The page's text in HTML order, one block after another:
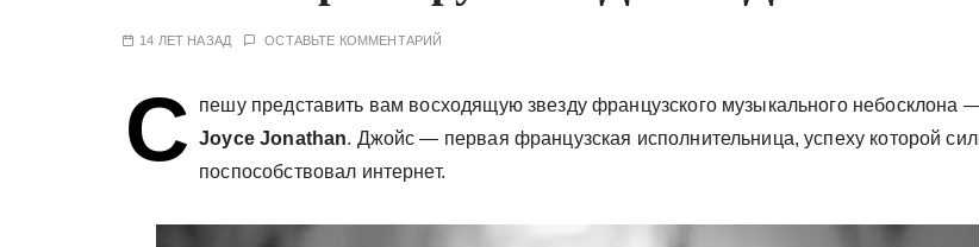
14 ЛЕТ НАЗАД ОСТАВЬТЕ КОММЕНТАРИЙ
С
пешу представить вам восходящую звезду французского музыкального небосклона
Joyce Jonathan. Джойс — первая французская исполнительница, успеху которой
поспособствовал интернет.